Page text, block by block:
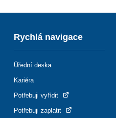
Rychlá navigace
Úřední deska
Kariéra
Potřebuji vyřídit
Potřebuji zaplatit